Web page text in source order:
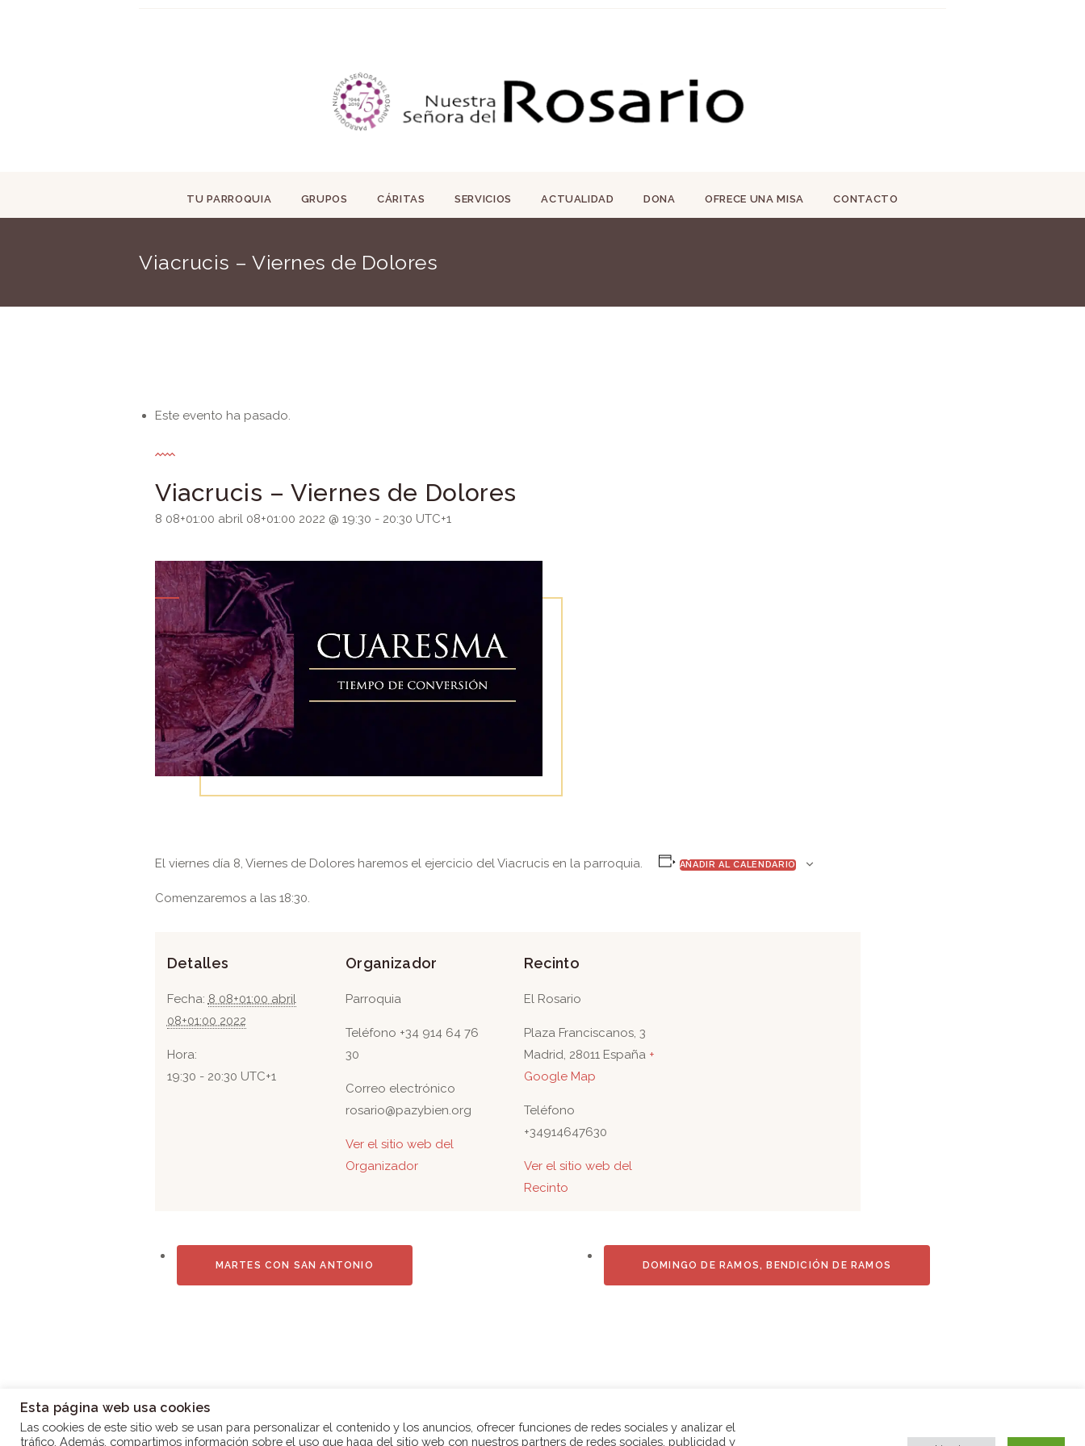
TU PARROQUIA GRUPOS CÁRITAS SERVICIOS ACTUALIDAD DONA OFRECE UNA MISA CONTACTO
Viacrucis – Viernes de Dolores
Este evento ha pasado.
Viacrucis – Viernes de Dolores
8 08+01:00 abril 08+01:00 2022 @ 19:30 - 20:30 UTC+1
El viernes día 8, Viernes de Dolores haremos el ejercicio del Viacrucis en la parroquia.
Comenzaremos a las 18:30.
AÑADIR AL CALENDARIO
Detalles
Fecha: 8 08+01:00 abril
08+01:00 2022
Hora:
19:30 - 20:30 UTC+1
Organizador
Parroquia
Teléfono +34 914 64 76
30
Correo electrónico
rosario@pazybien.org
Ver el sitio web del
Organizador
Recinto
El Rosario
Plaza Franciscanos, 3
Madrid, 28011 España +
Google Map
Teléfono
+34914647630
Ver el sitio web del
Recinto
MARTES CON SAN ANTONIO DOMINGO DE RAMOS, BENDICIÓN DE RAMOS
Aviso legal|Política de privacidad| Política de Cookies
Esta página web usa cookies
Las cookies de este sitio web se usan para personalizar el contenido y los anuncios, ofrecer funciones de redes sociales y analizar el
tráfico. Además, compartimos información sobre el uso que haga del sitio web con nuestros partners de redes sociales, publicidad y